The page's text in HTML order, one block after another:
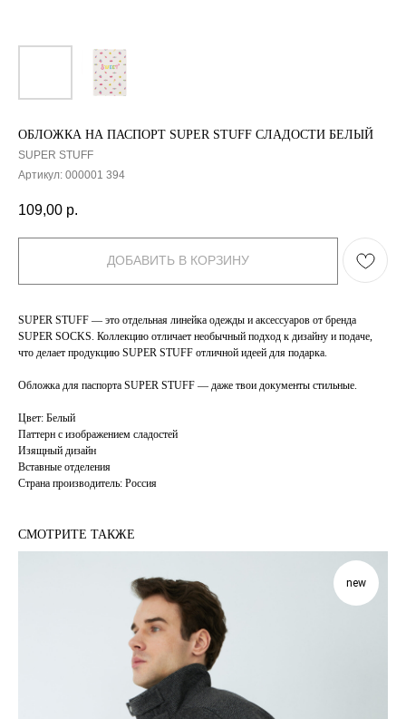
ОБЛОЖКА НА ПАСПОРТ SUPER STUFF СЛАДОСТИ БЕЛЫЙ
SUPER STUFF
Артикул: 000001 394
109,00 р.
ДОБАВИТЬ В КОРЗИНУ
SUPER STUFF — это отдельная линейка одежды и аксессуаров от бренда
SUPER SOCKS. Коллекцию отличает необычный подход к дизайну и подаче,
что делает продукцию SUPER STUFF отличной идеей для подарка.
Обложка для паспорта SUPER STUFF — даже твои документы стильные.
Цвет: Белый
Паттерн с изображением сладостей
Изящный дизайн
Вставные отделения
Страна производитель: Россия
СМОТРИТЕ ТАКЖЕ
new